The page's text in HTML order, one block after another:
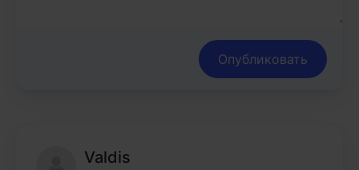
Опубликовать
Valdis